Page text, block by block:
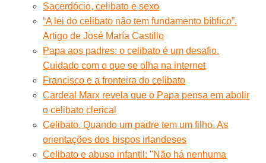
Sacerdócio, celibato e sexo
“A lei do celibato não tem fundamento bíblico”.
Artigo de José María Castillo
Papa aos padres: o celibato é um desafio.
Cuidado com o que se olha na internet
Francisco e a fronteira do celibato
Cardeal Marx revela que o Papa pensa em abolir
o celibato clerical
Celibato. Quando um padre tem um filho. As
orientações dos bispos irlandeses
Celibato e abuso infantil: "Não há nenhuma